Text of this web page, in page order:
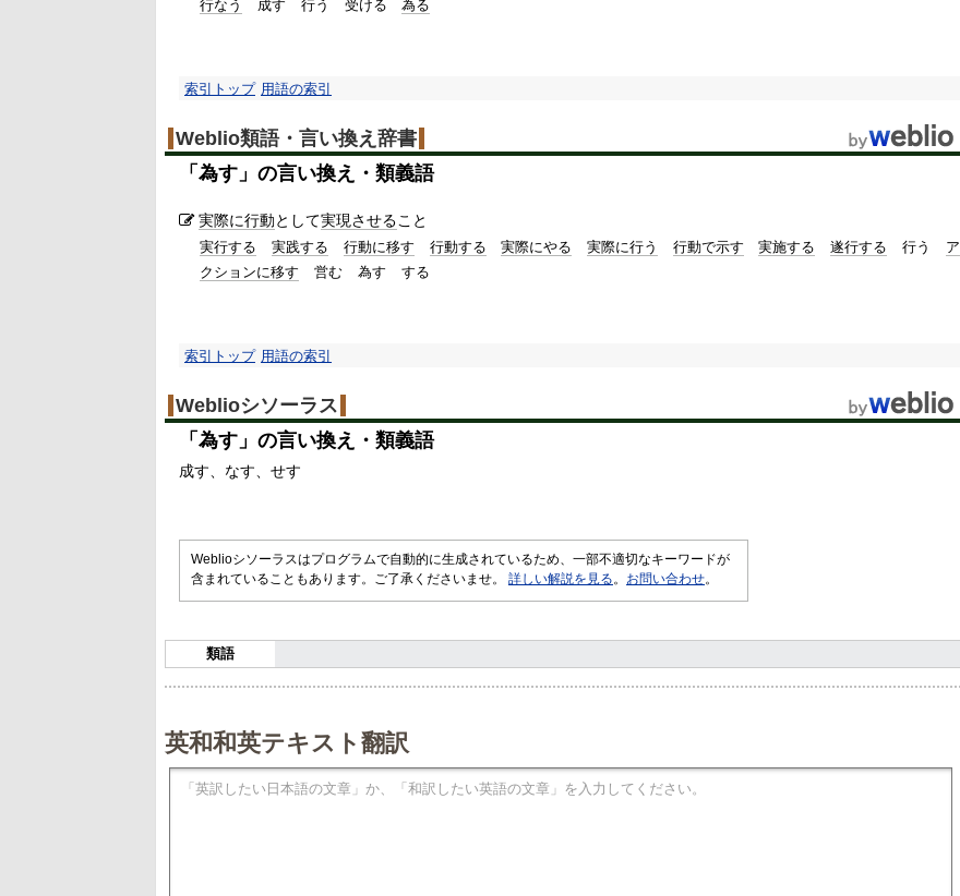
行なう 成す 行う 受ける 為る
索引トップ 用語の索引
Weblio類語・言い換え辞書
「 為す 」の言い換え・類義語
実際に行動として実現させること
実行する 実践する 行動に移す 行動する 実際にやる 実際に行う 行動で示す 実施する 遂行する 行う
ア
クションに移す
営む 為す する
索引トップ 用語の索引
Weblioシソーラス
「 為す 」の言い換え・類義語
成す なす せす
Weblioシソーラスはプログラムで自動的に生成されているため、一部不適切なキーワードが
含まれていることもあります。ご了承くださいませ。 詳しい解説を見る 。 お問い合わせ。
類語
英和和英テキスト翻訳